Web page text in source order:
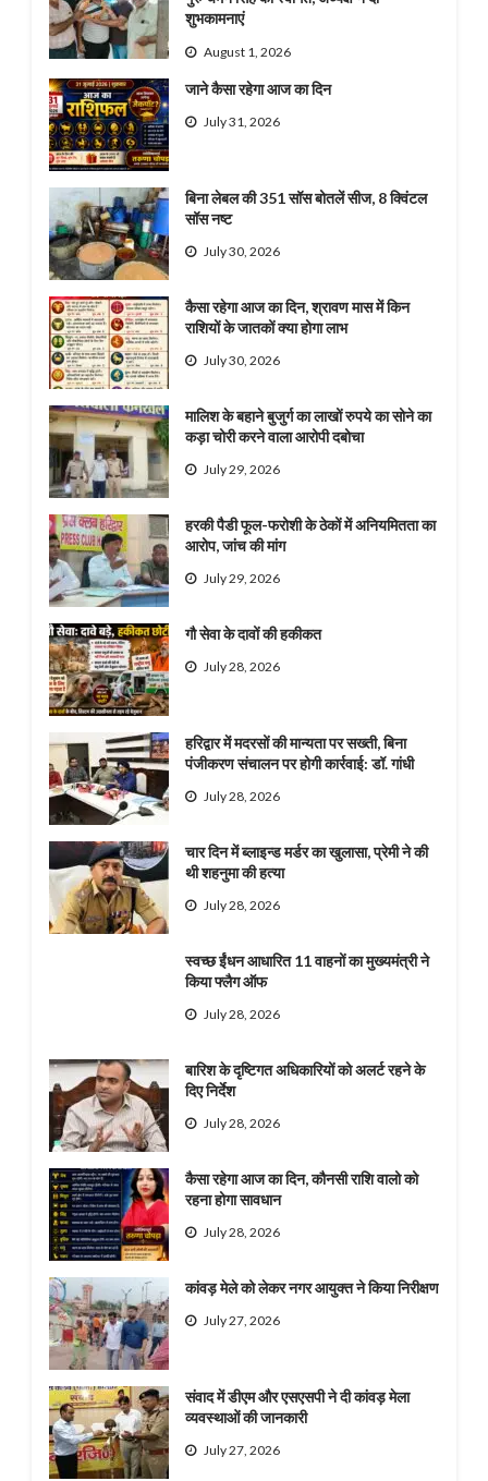
शुभकामनाएं
August 1, 2026
जाने कैसा रहेगा आज का दिन
July 31, 2026
बिना लेबल की 351 सॉस बोतलें सीज, 8 क्विंटल
सॉस नष्ट
July 30, 2026
कैसा रहेगा आज का दिन, श्रावण मास में किन
राशियों के जातकों क्या होगा लाभ
July 30, 2026
मालिश के बहाने बुजुर्ग का लाखों रुपये का सोने का
कड़ा चोरी करने वाला आरोपी दबोचा
July 29, 2026
हरकी पैडी फूल-फरोशी के ठेकों में अनियमितता का
आरोप, जांच की मांग
July 29, 2026
गौ सेवा के दावों की हकीकत
July 28, 2026
हरिद्वार में मदरसों की मान्यता पर सख्ती, बिना
पंजीकरण संचालन पर होगी कार्रवाई: डॉ. गांधी
July 28, 2026
चार दिन में ब्लाइन्ड मर्डर का खुलासा, प्रेमी ने की
थी शहनुमा की हत्या
July 28, 2026
स्वच्छ ईंधन आधारित 11 वाहनों का मुख्यमंत्री ने
किया फ्लैग ऑफ
July 28, 2026
बारिश के दृष्टिगत अधिकारियों को अलर्ट रहने के
दिए निर्देश
July 28, 2026
कैसा रहेगा आज का दिन, कौनसी राशि वालो को
रहना होगा सावधान
July 28, 2026
कांवड़ मेले को लेकर नगर आयुक्त ने किया निरीक्षण
July 27, 2026
संवाद में डीएम और एसएसपी ने दी कांवड़ मेला
व्यवस्थाओं की जानकारी
July 27, 2026